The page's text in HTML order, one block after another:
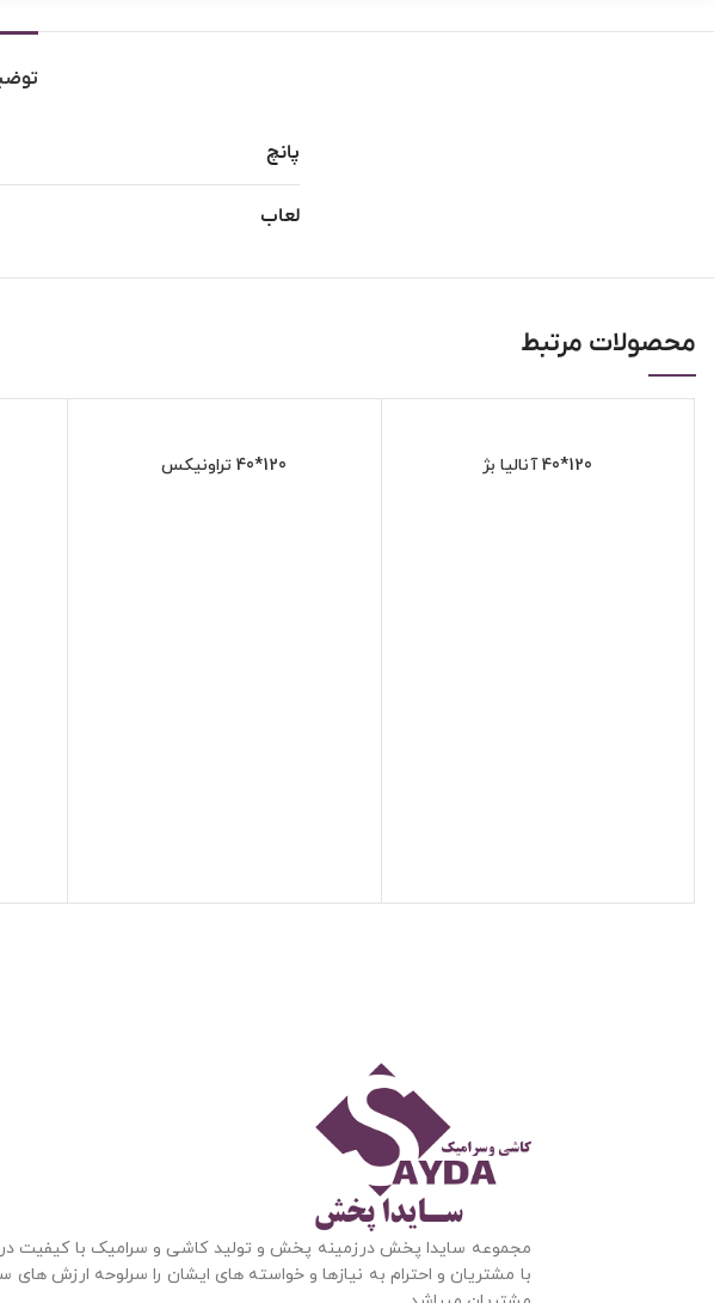
پانچ
لعاب
محصولات مرتبط
120*40 آنالیا بژ 120*40 تراونیکس
مجموعه سایدا پخش درزمینه پخش و تولید کاشی و سرامیک با کیفیت
با مشتریان و احترام به نیازها و خواسته های ایشان را سرلوحه ارزش های